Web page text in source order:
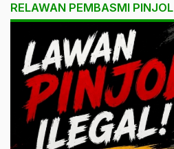
RELAWAN PEMBASMI PINJOL